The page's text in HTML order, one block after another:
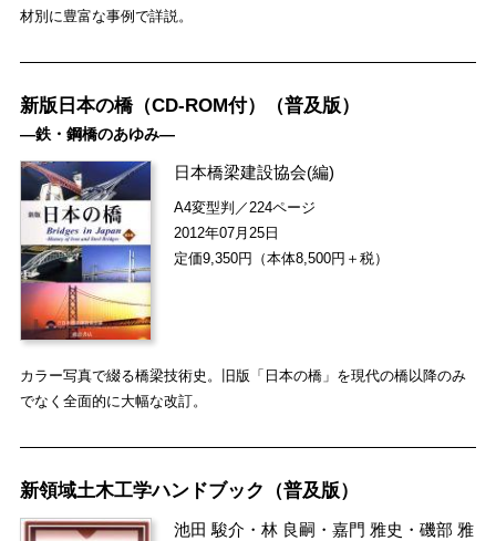
材別に豊富な事例で詳説。
新版日本の橋（CD-ROM付）（普及版）
―鉄・鋼橋のあゆみ―
日本橋梁建設協会(編)
A4変型判／224ページ
2012年07月25日
定価9,350円（本体8,500円＋税）
カラー写真で綴る橋梁技術史。旧版「日本の橋」を現代の橋以降のみ
でなく全面的に大幅な改訂。
新領域土木工学ハンドブック（普及版）
池田 駿介 ・林 良嗣 ・嘉門 雅史 ・磯部 雅